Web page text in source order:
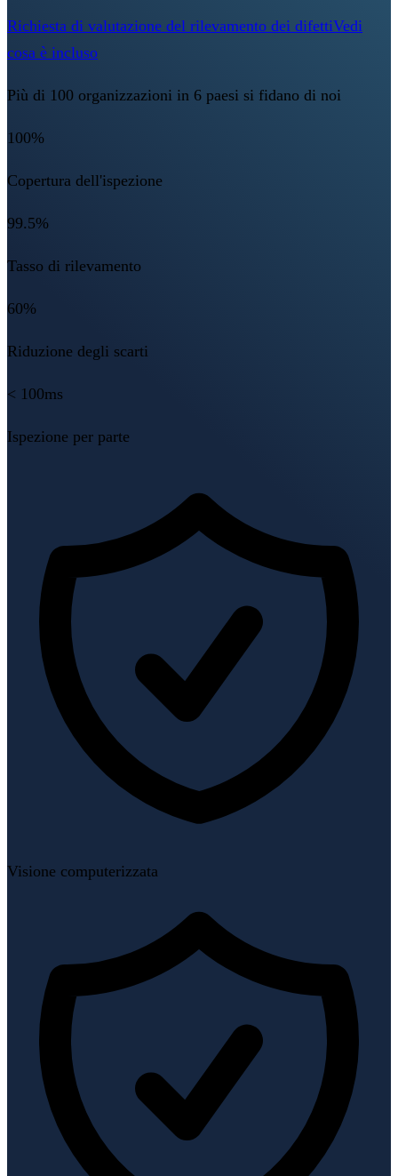
Richiesta di valutazione del rilevamento dei difettiVedi
cosa è incluso
Più di 100 organizzazioni in 6 paesi si fidano di noi
100%
Copertura dell'ispezione
99.5%
Tasso di rilevamento
60%
Riduzione degli scarti
< 100ms
Ispezione per parte
Visione computerizzata